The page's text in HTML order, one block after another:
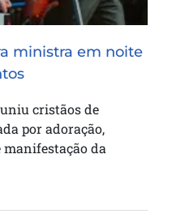
ministra em noite
cristãos de
por adoração,
da